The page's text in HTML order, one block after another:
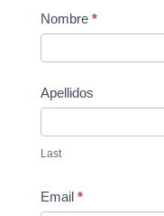
Contact
Nombre *
Apellidos
Last
Email *